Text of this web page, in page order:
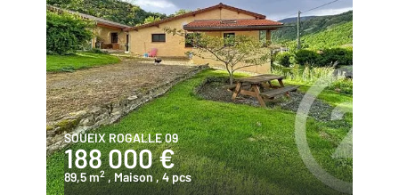
SOUEIX ROGALLE 09
188 000 €
89,5 m2 , Maison, 4 pcs